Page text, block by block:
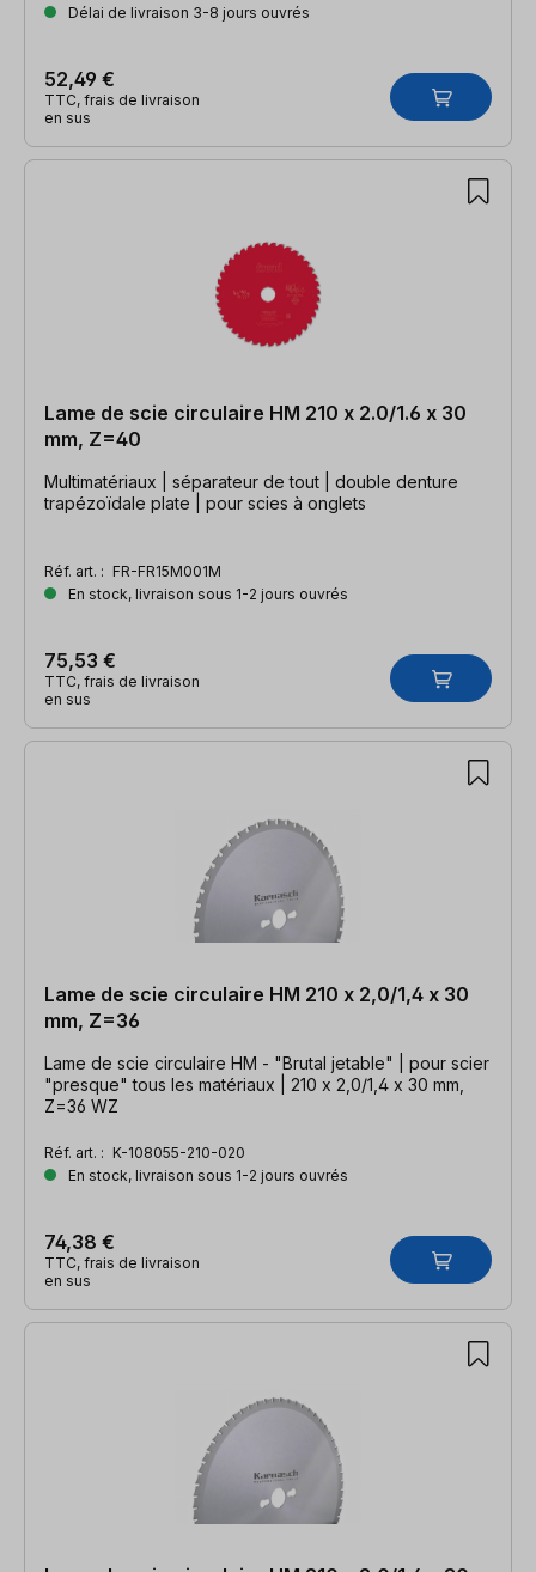
Délai de livraison 3-8 jours ouvrés
52,49 €
TTC, frais de livraison
en sus
Lame de scie circulaire HM 210 x 2.0/1.6 x 30
mm, Z=40
Multimatériaux | séparateur de tout | double denture
trapézoïdale plate | pour scies à onglets
Réf. art. : FR-FR15M001M
En stock, livraison sous 1-2 jours ouvrés
75,53 €
TTC, frais de livraison
en sus
Lame de scie circulaire HM 210 x 2,0/1,4 x 30
mm, Z=36
Lame de scie circulaire HM - "Brutal jetable" | pour scier
"presque" tous les matériaux | 210 x 2,0/1,4 x 30 mm,
Z=36 WZ
Réf. art. : K-108055-210-020
En stock, livraison sous 1-2 jours ouvrés
74,38 €
TTC, frais de livraison
en sus